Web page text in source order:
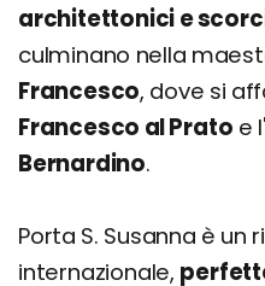
architettonici e
culminano nella
Francesco, dove si
Francesco al Prato e l'
Bernardino.
Porta S. Susanna è un
internazionale,